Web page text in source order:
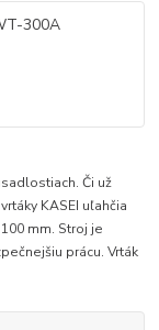
Či už
KASEI uľahčia
mm. Stroj je
prácu. Vrták